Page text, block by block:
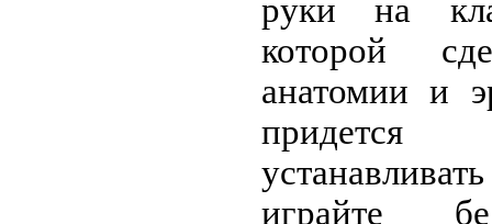
руки на
которой
анатомии и
играйте